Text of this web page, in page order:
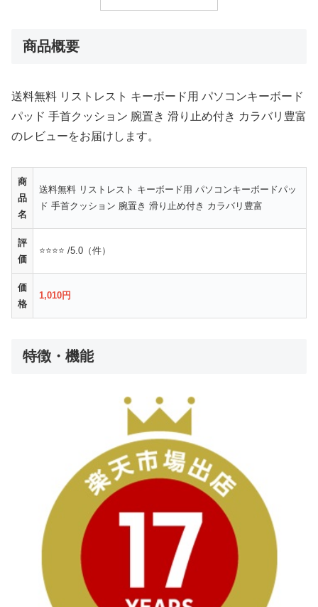
商品概要
送料無料 リストレスト キーボード用 パソコンキーボード
パッド 手首クッション 腕置き 滑り止め付き カラバリ豊富
のレビューをお届けします。
商
品
名
送料無料 リストレスト キーボード用 パソコンキーボードパッ
ド 手首クッション 腕置き 滑り止め付き カラバリ豊富
評
価
⭐⭐⭐⭐ /5.0（件）
価
格
1,010円
特徴・機能